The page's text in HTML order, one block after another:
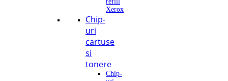
Xerox
Chip-
uri
cartuse
si
tonere
Chip-